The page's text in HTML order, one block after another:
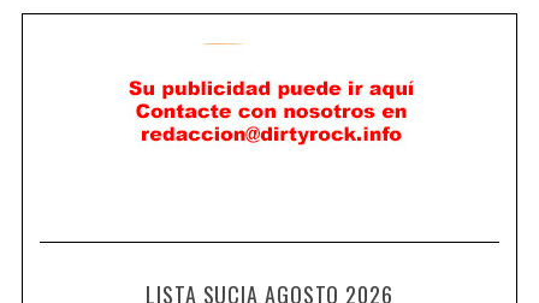
LISTA SUCIA AGOSTO 2026